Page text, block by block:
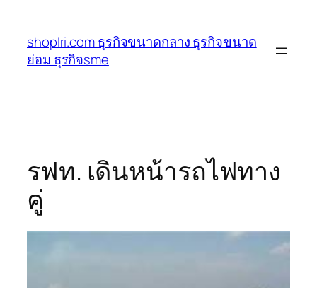
เนื้อหา
shoplri.com ธุรกิจขนาดกลาง ธุรกิจขนาด
ย่อม ธุรกิจsme
รฟท. เดินหน้ารถไฟทาง
คู่